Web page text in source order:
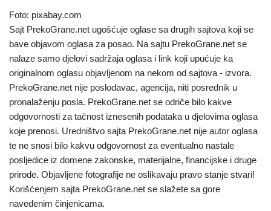
Foto: pixabay.com
Sajt PrekoGrane.net ugošćuje oglase sa drugih sajtova koji se
bave objavom oglasa za posao. Na sajtu PrekoGrane.net se
nalaze samo djelovi sadržaja oglasa i link koji upućuje ka
originalnom oglasu objavljenom na nekom od sajtova - izvora.
PrekoGrane.net nije poslodavac, agencija, niti posrednik u
pronalaženju posla. PrekoGrane.net se odriče bilo kakve
odgovornosti za tačnost iznesenih podataka u djelovima oglasa
koje prenosi. Uredništvo sajta PrekoGrane.net nije autor oglasa
te ne snosi bilo kakvu odgovornost za eventualno nastale
posljedice iz domene zakonske, materijalne, financijske i druge
prirode. Objavljene fotografije ne oslikavaju pravo stanje stvari!
Korišćenjem sajta PrekoGrane.net se slažete sa gore
navedenim činjenicama.